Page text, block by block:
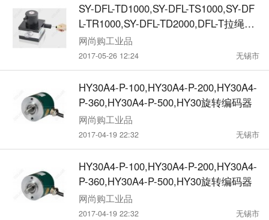
SY-DFL-TD1000,SY-DFL-TS1000,SY-DF
L-TR1000,SY-DFL-TD2000,DFL-T拉绳式
编码器
网尚购工业品
2017-05-26 12:24 无锡市
HY30A4-P-100,HY30A4-P-200,HY30A4-
P-360,HY30A4-P-500,HY30旋转编码器
网尚购工业品
2017-04-19 22:32 无锡市
HY30A4-P-100,HY30A4-P-200,HY30A4-
P-360,HY30A4-P-500,HY30旋转编码器
网尚购工业品
2017-04-19 22:32 无锡市